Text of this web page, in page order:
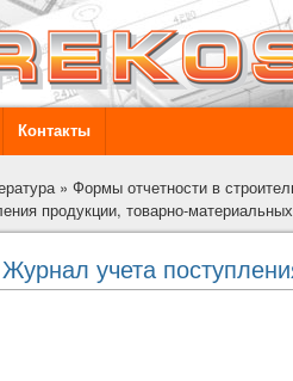
Контакты
» Формы отчетности в
продукции, товарно-
учета